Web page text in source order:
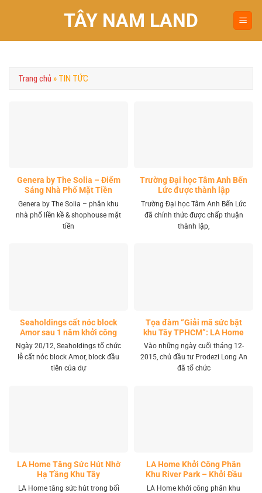
TÂY NAM LAND
Trang chủ » TIN TỨC
Genera by The Solia – Điểm
Sáng Nhà Phố Mặt Tiền
Vành Đai 4 Khu Tây
Genera by The Solia – phân khu
nhà phố liền kề & shophouse mặt
tiền
Trường Đại học Tâm Anh Bến
Lức được thành lập
Trường Đại học Tâm Anh Bến Lức
đã chính thức được chấp thuận
thành lập,
Seaholdings cất nóc block
Amor sau 1 năm khởi công
Ngày 20/12, Seaholdings tổ chức
lễ cất nóc block Amor, block đầu
tiên của dự
Tọa đàm “Giải mã sức bật
khu Tây TPHCM”: LA Home
khai mở tọa độ đầu tư mới
Vào những ngày cuối tháng 12-
2015, chủ đầu tư Prodezi Long An
đã tổ chức
LA Home Tăng Sức Hút Nhờ
Hạ Tầng Khu Tây
LA Home tăng sức hút trong bối
LA Home Khởi Công Phân
Khu River Park – Khởi Đầu
Giai Đoạn Phát Triển Mới
LA Home khởi công phân khu